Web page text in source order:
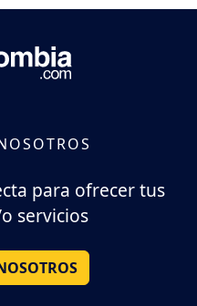
para ofrecer tus
servicios